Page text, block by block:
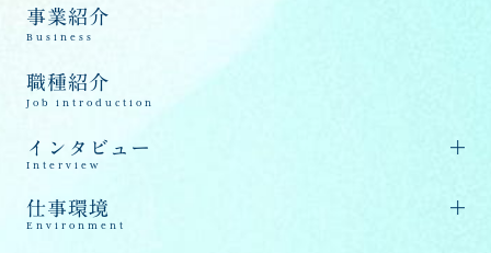
事業紹介
Business
職種紹介
Job introduction
インタビュー
Interview
仕事環境
Environment